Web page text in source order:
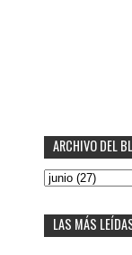
ARCHIVO DEL
LAS MÁS